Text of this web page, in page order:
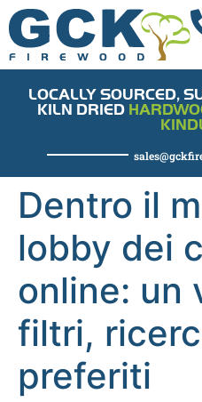
LOCALLY SOURCED,
KILN DRIED
Dentro il
lobby dei
online: un
filtri,
preferiti